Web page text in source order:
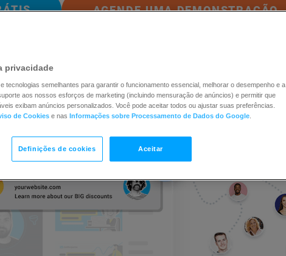
14 DIAS
AGENDE UMA DEMONSTRAÇÃO
privacidade
tecnologias semelhantes para garantir o funcionamento essencial, melhorar o desempenho e a
aos nossos esforços de marketing (incluindo mensuração de anúncios) e permitir que
exibam anúncios personalizados. Você pode aceitar todos ou ajustar suas preferências.
de Cookies e nas Informações sobre Processamento de Dados do Google
Definições de cookies Aceitar